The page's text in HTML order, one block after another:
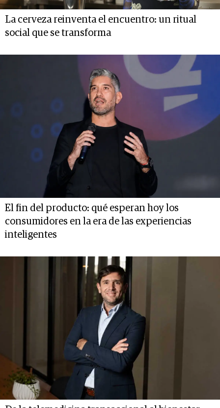
La cerveza reinventa el encuentro: un ritual
social que se transforma
El fin del producto: qué esperan hoy los
consumidores en la era de las experiencias
inteligentes